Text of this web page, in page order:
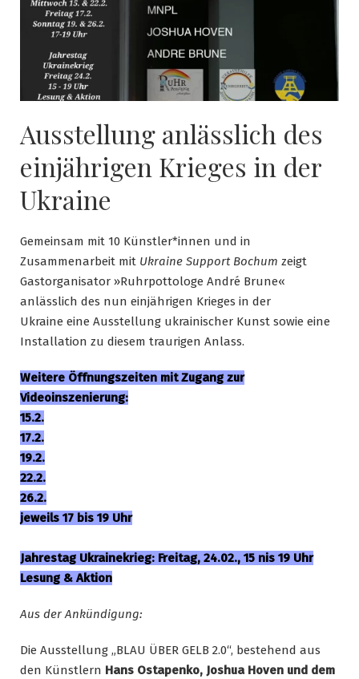
Ausstellung anlässlich des
einjährigen Krieges in der
Ukraine
Gemeinsam mit 10 Künstler*innen und in
Zusammenarbeit mit Ukraine Support Bochum zeigt
Gastorganisator »Ruhrpottologe André Brune«
anlässlich des nun einjährigen Krieges in der
Ukraine eine Ausstellung ukrainischer Kunst sowie eine
Installation zu diesem traurigen Anlass.
Weitere Öffnungszeiten mit Zugang zur
Videoinszenierung:
15.2.
17.2.
19.2.
22.2.
26.2.
jeweils 17 bis 19 Uhr
Jahrestag Ukrainekrieg: Freitag, 24.02., 15 nis 19 Uhr
Lesung & Aktion
Aus der Ankündigung:
Die Ausstellung „BLAU ÜBER GELB 2.0“, bestehend aus
den Künstlern Hans Ostapenko, Joshua Hoven und dem